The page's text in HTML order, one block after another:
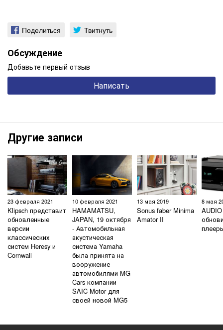
Поделиться Твитнуть
Обсуждение
Добавьте первый отзыв
Написать
Другие записи
23 февраля 2021
Klipsch представит
обновленные
версии
классических
систем Heresy и
Cornwall
10 февраля 2021
HAMAMATSU,
JAPAN, 19 октября
- Автомобильная
акустическая
система Yamaha
была принята на
вооружение
автомобилями MG
Cars компании
SAIC Motor для
своей новой MG5
13 мая 2019
Sonus faber Minima
Amator II
8 мая